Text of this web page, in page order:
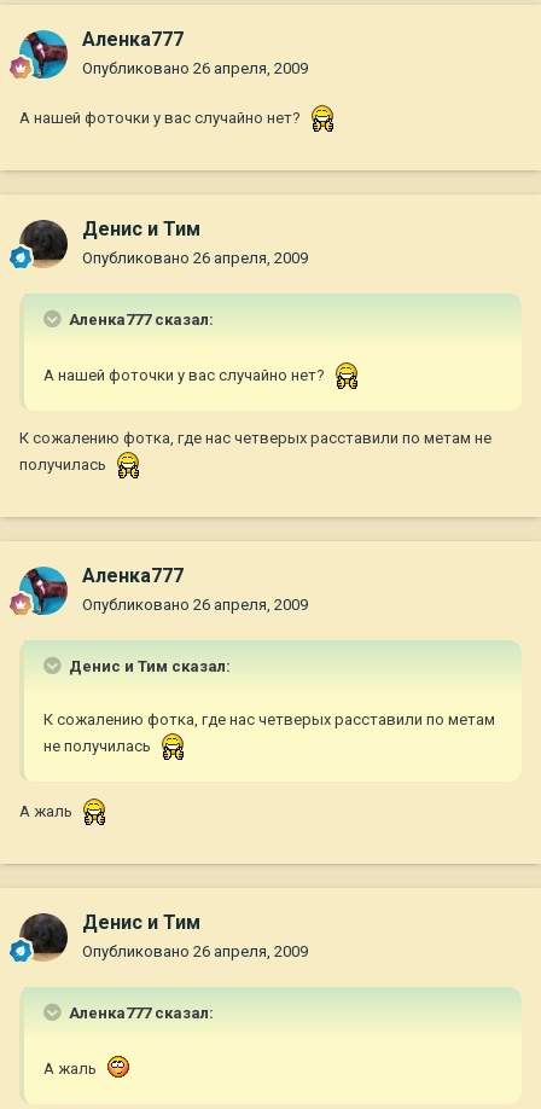
Аленка777
Опубликовано 26 апреля, 2009
А нашей фоточки у вас случайно нет?
Денис и Тим
Опубликовано 26 апреля, 2009
Аленка777 сказал:
А нашей фоточки у вас случайно нет?
К сожалению фотка, где нас четверых расставили по метам не
получилась
Аленка777
Опубликовано 26 апреля, 2009
Денис и Тим сказал:
К сожалению фотка, где нас четверых расставили по метам
не получилась
А жаль
Денис и Тим
Опубликовано 26 апреля, 2009
Аленка777 сказал:
А жаль